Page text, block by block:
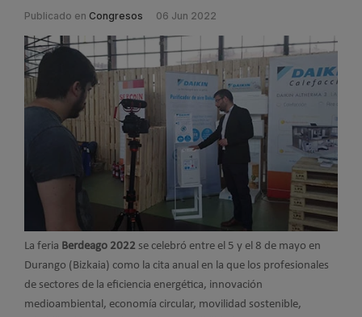
Publicado en Congresos 06 Jun 2022
La feria Berdeago 2022 se celebró entre el 5 y el 8 de mayo en
Durango (Bizkaia) como la cita anual en la que los profesionales
de sectores de la eficiencia energética, innovación
medioambiental, economía circular, movilidad sostenible,